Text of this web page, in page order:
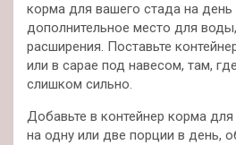
корма для вашего стада на день
дополнительное место для
расширения. Поставьте
или в сарае под навесом, там,
слишком сильно.
Добавьте в контейнер корма для
на одну или две порции в день,